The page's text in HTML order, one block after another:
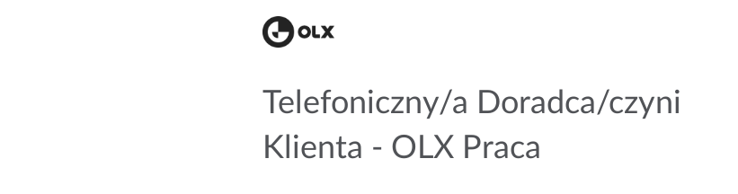
Telefoniczny/a Doradca/czyni
Klienta - OLX Praca